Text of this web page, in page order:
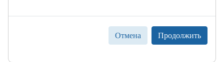
Отмена Продолжить